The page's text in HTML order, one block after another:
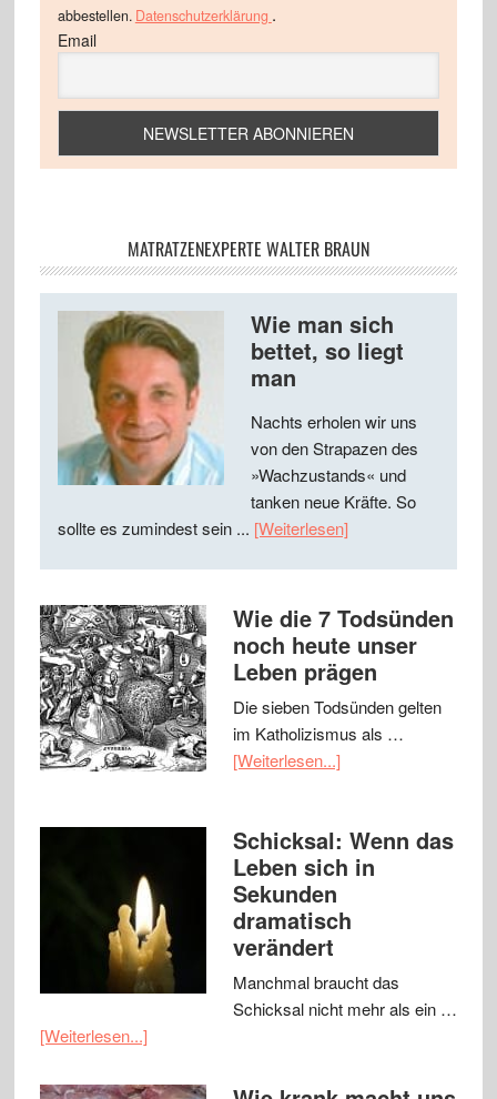
abbestellen. Datenschutzerklärung .
Email
MATRATZENEXPERTE WALTER BRAUN
Wie man sich
bettet, so liegt
man
Nachts erholen wir uns
von den Strapazen des
»Wachzustands« und
tanken neue Kräfte. So
sollte es zumindest sein ... [Weiterlesen]
Wie die 7 Todsünden
noch heute unser
Leben prägen
Die sieben Todsünden gelten
im Katholizismus als …
[Weiterlesen...]
Schicksal: Wenn das
Leben sich in
Sekunden
dramatisch
verändert
Manchmal braucht das
Schicksal nicht mehr als ein …
[Weiterlesen...]